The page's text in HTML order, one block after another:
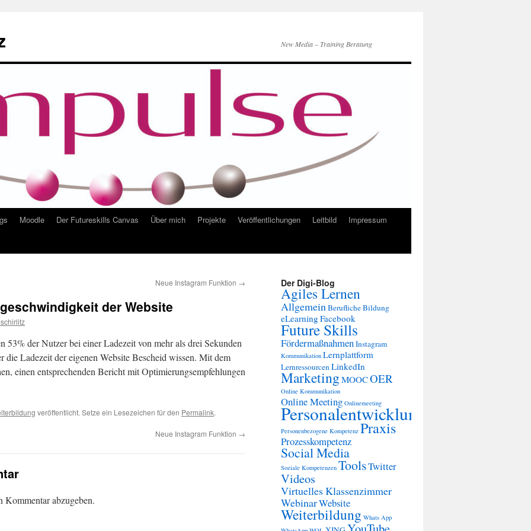
New Media – Training Beratung
Moodle Der Futureskills Canvas Über mich Projekte Veröffentlichungen Leitbild
Impressum
Neue Instagram Funktion →
der Website
53% der Nutzer bei einer Ladezeit von mehr als drei Sekunden
die Ladezeit der eigenen Website Bescheid wissen. Mit dem
einen entsprechenden Bericht mit Optimierungsempfehlungen
veröffentlicht. Setze ein Lesezeichen für den Permalink.
Neue Instagram Funktion →
Kommentar abzugeben.
Der Digi-Blog
Agiles Lernen
AllgemeinBerufliche Bildung
eLearning Facebook
Future Skills
FördermaßnahmenInstagram
Kommunikation Lernplattform
LernressourcenLinkedIn
Marketing MOOCOER
Online Kommunikation
Online Meeting Onlinemeeting
Personalentwicklung
Personenbezogene Kompetenz Praxis
Prozesskompetenz
Social Media
Soziale Kompetenzen ToolsTwitter
Videos
Virtuelles Klassenzimmer
WebinarWebsite
Weiterbildung Whats App